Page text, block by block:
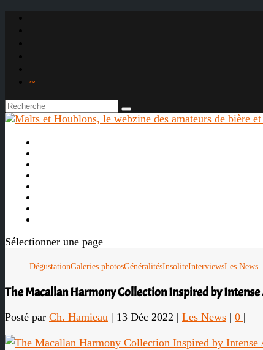
~
Sélectionner une page
DégustationGaleries photosGénéralitésInsoliteInterviewsLes News
The Macallan Harmony Collection Inspired by
Posté par Ch. Hamieau | 13 Déc 2022 | Les News | 0 |